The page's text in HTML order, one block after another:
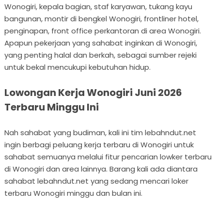
Wonogiri, kepala bagian, staf karyawan, tukang kayu
bangunan, montir di bengkel Wonogiri, frontliner hotel,
penginapan, front office perkantoran di area Wonogiri.
Apapun pekerjaan yang sahabat inginkan di Wonogiri,
yang penting halal dan berkah, sebagai sumber rejeki
untuk bekal mencukupi kebutuhan hidup.
Lowongan Kerja Wonogiri Juni 2026
Terbaru Minggu Ini
Nah sahabat yang budiman, kali ini tim lebahndut.net
ingin berbagi peluang kerja terbaru di Wonogiri untuk
sahabat semuanya melalui fitur pencarian lowker terbaru
di Wonogiri dan area lainnya. Barang kali ada diantara
sahabat lebahndut.net yang sedang mencari loker
terbaru Wonogiri minggu dan bulan ini.